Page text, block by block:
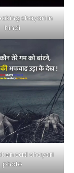
shayari in
hindi
sad shayari
photo